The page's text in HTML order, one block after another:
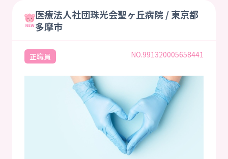
医療法人社団珠光会聖ヶ丘病院 / 東京都
多摩市
正職員 NO.991320005658441